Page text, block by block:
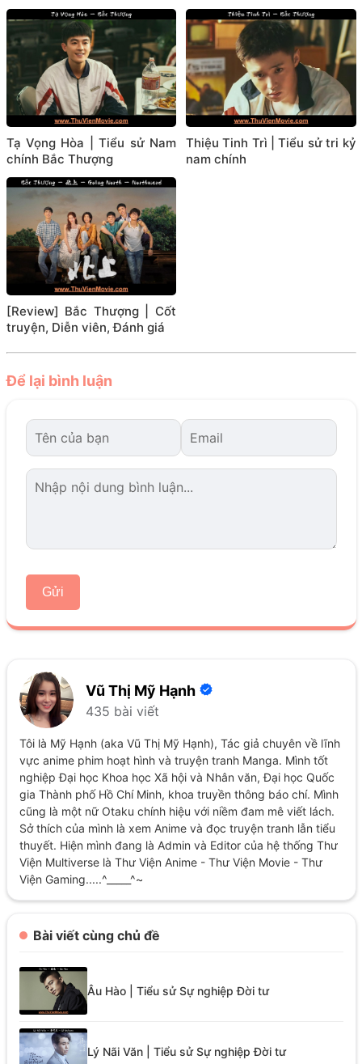
Vũ Thị Mỹ Hạnh
435 bài viết
Tôi là Mỹ Hạnh (aka Vũ Thị Mỹ Hạnh), Tác giả chuyên về lĩnh
vực anime phim hoạt hình và truyện tranh Manga. Mình tốt
nghiệp Đại học Khoa học Xã hội và Nhân văn, Đại học Quốc
gia Thành phố Hồ Chí Minh, khoa truyền thông báo chí. Mình
cũng là một nữ Otaku chính hiệu với niềm đam mê viết lách.
Sở thích của mình là xem Anime và đọc truyện tranh lẫn tiểu
thuyết. Hiện mình đang là Admin và Editor của hệ thống Thư
Viện Multiverse là Thư Viện Anime - Thư Viện Movie - Thư
Viện Gaming.....^_____^~
Bài viết cùng chủ đề
Âu Hào | Tiểu sử Sự nghiệp Đời tư
Lý Nãi Văn | Tiểu sử Sự nghiệp Đời tư
Tạ Vọng Hòa | Tiểu sử Nam
chính Bắc Thượng
Thiệu Tinh Trì | Tiểu sử tri kỷ
nam chính
[Review] Bắc Thượng | Cốt
truyện, Diễn viên, Đánh giá
Để lại bình luận
Gửi